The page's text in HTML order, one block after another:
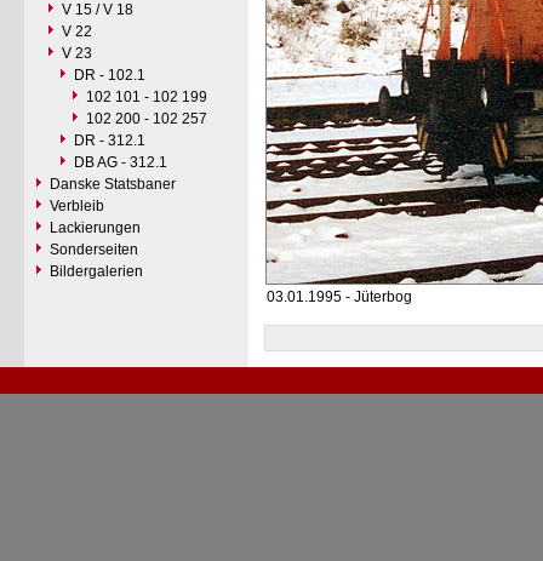
V 15 / V 18
V 22
V 23
DR - 102.1
102 101 - 102 199
102 200 - 102 257
DR - 312.1
DB AG - 312.1
Danske Statsbaner
Verbleib
Lackierungen
Sonderseiten
Bildergalerien
03.01.1995 - Jüterbog